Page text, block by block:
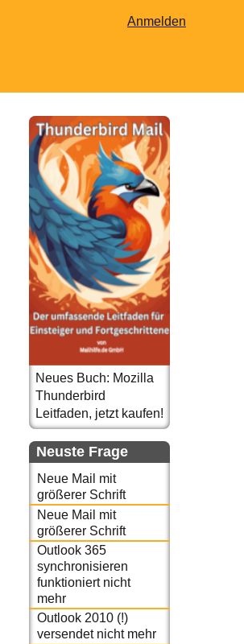
Anmelden
Neues Buch: Mozilla
Thunderbird
Leitfaden, jetzt kaufen!
Neuste Frage
Neue Mail mit
größerer Schrift
Neue Mail mit
größerer Schrift
Outlook 365
synchronisieren
funktioniert nicht
mehr
Outlook 2010 (!)
versendet nicht mehr